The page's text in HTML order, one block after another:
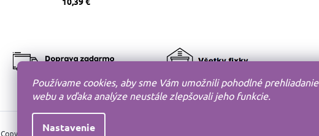
Používame cookies, aby sme Vám umožnili pohodlné prehliadanie
webu a vďaka analýze neustále zlepšovali jeho funkcie.
Nastavenie
Copyright 2010-2026 MODELOV s.r.o.